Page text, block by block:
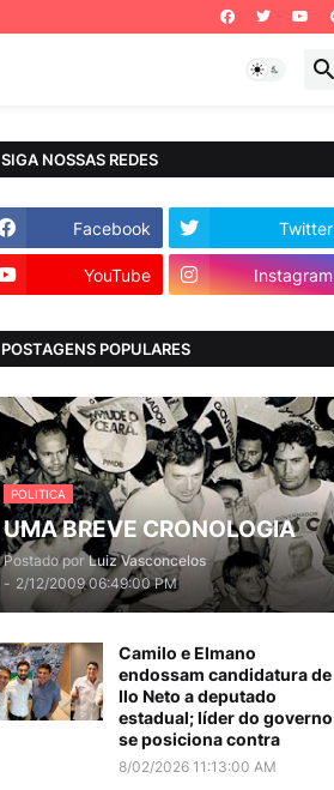
SIGA NOSSAS REDES
Facebook Twitter
YouTube Instagram
POSTAGENS POPULARES
POLITICA
UMA BREVE CRONOLOGIA
Postado por Luiz Vasconcelos
- 2/12/2009 06:49:00 PM
Camilo e Elmano
endossam candidatura de
Ilo Neto a deputado
estadual; líder do governo
se posiciona contra
8/02/2026 11:13:00 AM